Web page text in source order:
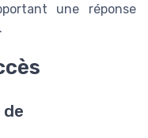
une réponse